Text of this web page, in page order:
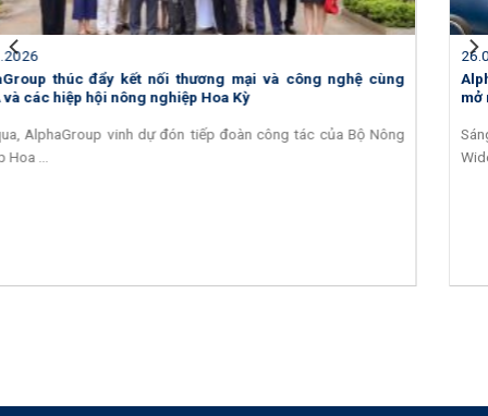
26.06.2026
AlphaGroup và API Schmidt củng cố quan hệ hợp tác, hướng tới
mở rộng thị trường thiết bị trao đổi nhiệt tại Việt Nam
Sáng ngày 25/5/2026, AlphaGroup đã đón tiếp ông Philippe
Widemann – tân Giám đốc Điều ...